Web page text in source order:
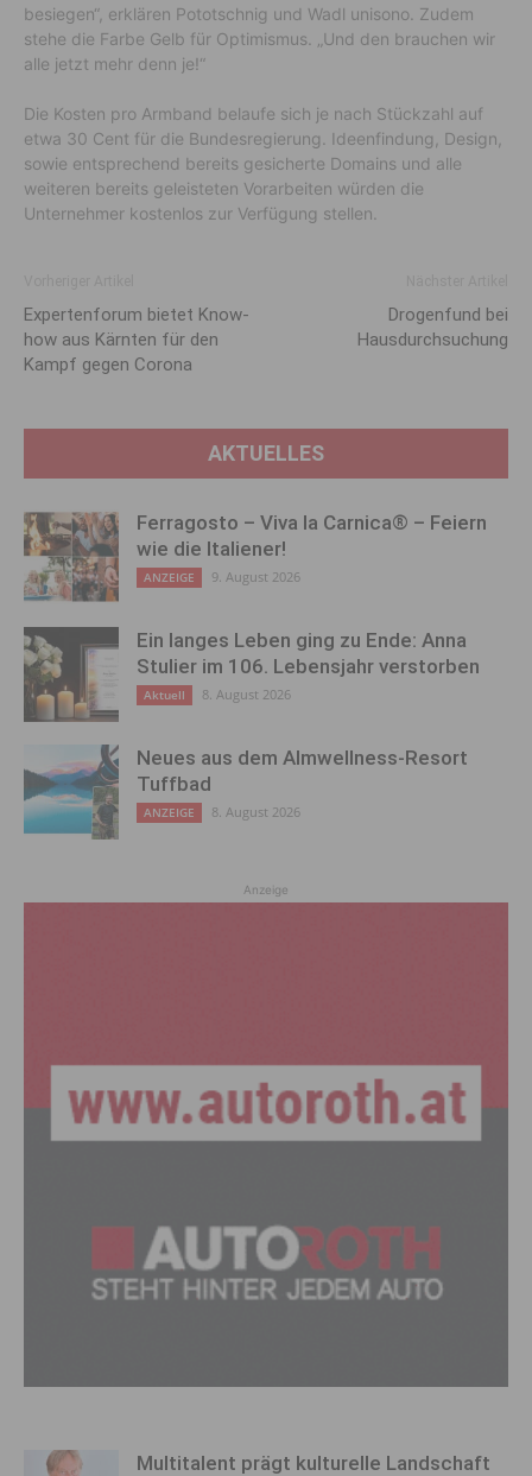
besiegen“, erklären Pototschnig und Wadl unisono. Zudem
stehe die Farbe Gelb für Optimismus. „Und den brauchen wir
alle jetzt mehr denn je!“
Die Kosten pro Armband belaufe sich je nach Stückzahl auf
etwa 30 Cent für die Bundesregierung. Ideenfindung, Design,
sowie entsprechend bereits gesicherte Domains und alle
weiteren bereits geleisteten Vorarbeiten würden die
Unternehmer kostenlos zur Verfügung stellen.
Experten­forum bietet Know-
how aus Kärnten für den
Kampf gegen Corona
Drogenfund bei
Hausdurchsuchung
AKTUELLES
Ferragosto – Viva la Carnica® – Feiern
wie die Italiener!
ANZEIGE 9. August 2026
Ein langes Leben ging zu Ende: Anna
Stulier im 106. Lebensjahr verstorben
Aktuell 8. August 2026
Neues aus dem Almwellness-Resort
Tuffbad
ANZEIGE 8. August 2026
Anzeige
Multitalent prägt kulturelle Landschaft